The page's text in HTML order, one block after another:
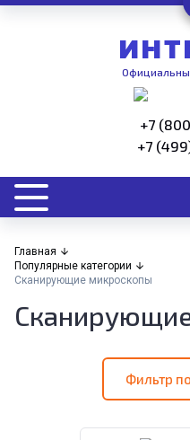
+7
+7
Главная
Популярные категории
Сканирующие микроскопы
Фильтр